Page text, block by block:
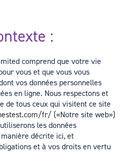
:
comprend que votre vie
vous et que vous vous
vos données personnelles
en ligne. Nous respectons et
de tous ceux qui visitent ce site
fr/ («Notre site web»)
les données
décrite ici, et
et à vos droits en vertu